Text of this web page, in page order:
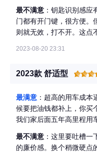
最不满意 ：钥匙识别感
门都有开门键，很方便。
则就无效，打不开。这点
2023-08-20 23:31
2023款 舒适型
最满意 ：超高的用车成
候要把油钱都补上，你买
我们家后面五年高里程用
年以后我还是要再买一辆
情了，咱们就是个普通老
最不满意 ：这里要吐槽
的廉价感。换个稍微硬点